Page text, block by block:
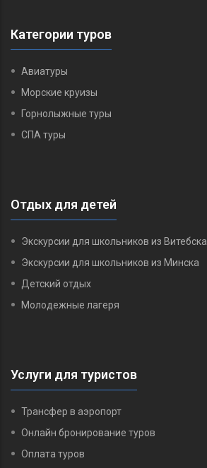
Категории туров
Авиатуры
Морские круизы
Горнолыжные туры
СПА туры
Отдых для детей
Экскурсии для школьников из Витебска
Экскурсии для школьников из Минска
Детский отдых
Молодежные лагеря
Услуги для туристов
Трансфер в аэропорт
Онлайн бронирование туров
Оплата туров